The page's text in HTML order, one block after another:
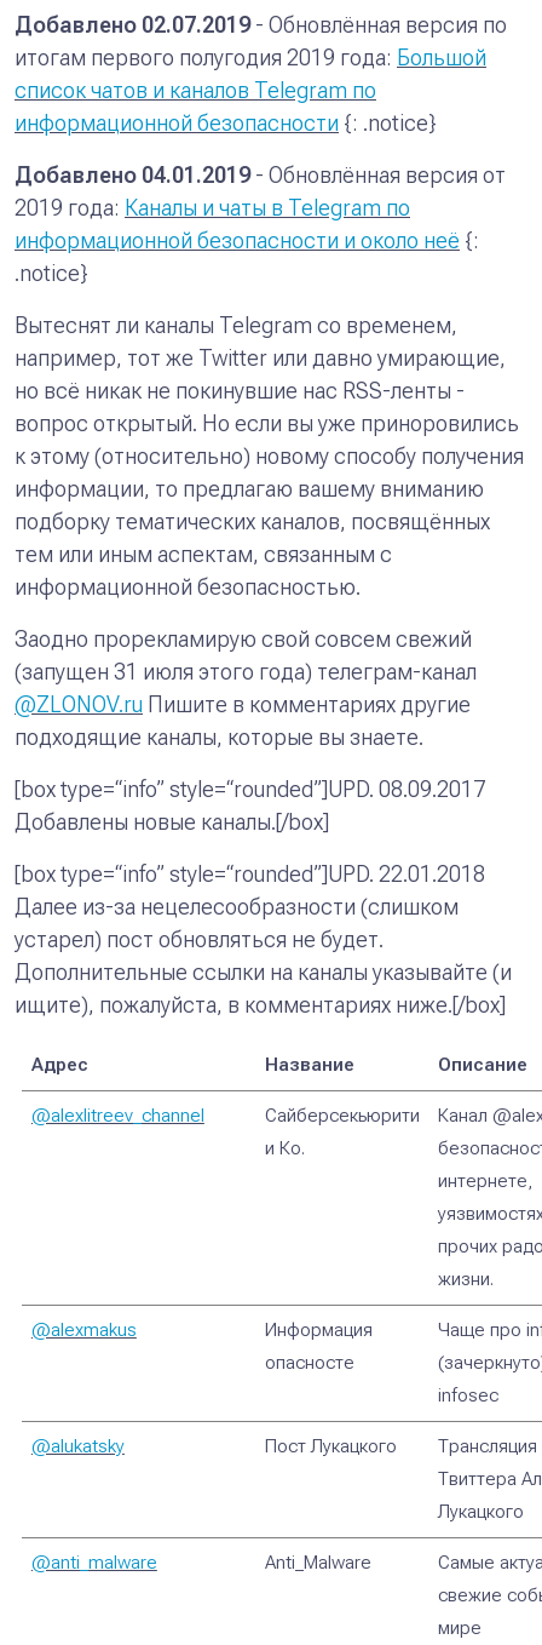
Добавлено 02.07.2019- Обновлённая версия по
итогам первого полугодия 2019 года: Большой
список чатов и каналов Telegram по
информационной безопасности {: .notice}
Добавлено 04.01.2019- Обновлённая версия от
2019 года: Каналы и чаты в Telegram по
информационной безопасности и около неё {:
.notice}
Вытеснят ли каналы Telegram со временем,
например, тот же Twitter или давно умирающие,
но всё никак не покинувшие нас RSS-ленты -
вопрос открытый. Но если вы уже приноровились
к этому (относительно) новому способу получения
информации, то предлагаю вашему вниманию
подборку тематических каналов, посвящённых
тем или иным аспектам, связанным с
информационной безопасностью.
Заодно прорекламирую свой совсем свежий
(запущен 31 июля этого года) телеграм-канал
@ZLONOV.ru Пишите в комментариях другие
подходящие каналы, которые вы знаете.
[box type=“info” style=“rounded”]UPD. 08.09.2017
Добавлены новые каналы.[/box]
[box type=“info” style=“rounded”]UPD. 22.01.2018
Далее из-за нецелесообразности (слишком
устарел) пост обновляться не будет.
Дополнительные ссылки на каналы указывайте (и
ищите), пожалуйста, в комментариях ниже.[/box]
Адрес Название Описание
@alexlitreev_channel
Сайберсекьюрити
и Ко.
Канал
интернете,
прочих
жизни.
@alexmakus
Информация
опасносте
Чаще про
infosec
@alukatsky Пост Лукацкого
Трансляция
Твиттера
Лукацкого
@anti_malware Anti_Malware
Самые
свежие
мире